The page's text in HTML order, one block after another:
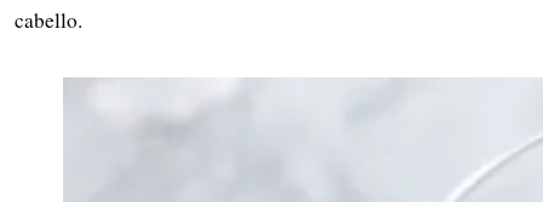
cabello.